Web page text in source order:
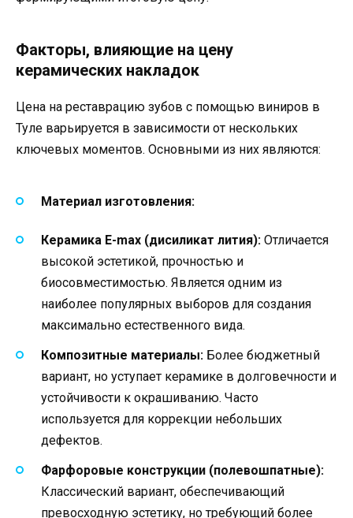
Факторы, влияющие на цену
керамических накладок
Цена на реставрацию зубов с помощью виниров в
Туле варьируется в зависимости от нескольких
ключевых моментов. Основными из них являются:
Материал изготовления:
Керамика E-max (дисиликат лития): Отличается
высокой эстетикой, прочностью и
биосовместимостью. Является одним из
наиболее популярных выборов для создания
максимально естественного вида.
Композитные материалы: Более бюджетный
вариант, но уступает керамике в долговечности и
устойчивости к окрашиванию. Часто
используется для коррекции небольших
дефектов.
Фарфоровые конструкции (полевошпатные):
Классический вариант, обеспечивающий
превосходную эстетику, но требующий более